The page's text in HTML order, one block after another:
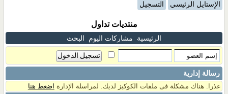
الإستايل الرئيسي التسجيل
منتديات تداول
الرئيسية مشاركات اليوم البحث
رسالة إدارية
عذرا. هناك مشكلة فى ملفات الكوكيز لديك. لمراسلة الإدارة اضغط هنا